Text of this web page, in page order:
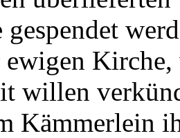
gespendet
willen
Kämmerlein